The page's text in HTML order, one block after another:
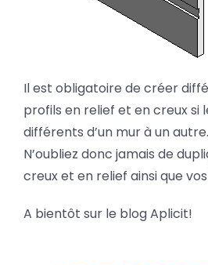
Il est obligatoire de créer
profils en relief et en creux si
différents d’un mur à un autre.
N’oubliez donc jamais de
creux et en relief ainsi que
A bientôt sur le blog Aplicit!